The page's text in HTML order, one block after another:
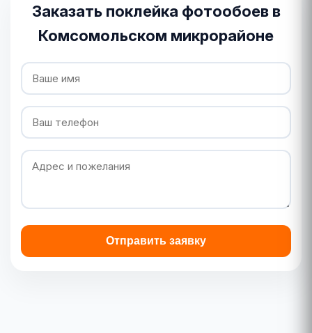
Заказать поклейка фотообоев в
Комсомольском микрорайоне
Отправить заявку